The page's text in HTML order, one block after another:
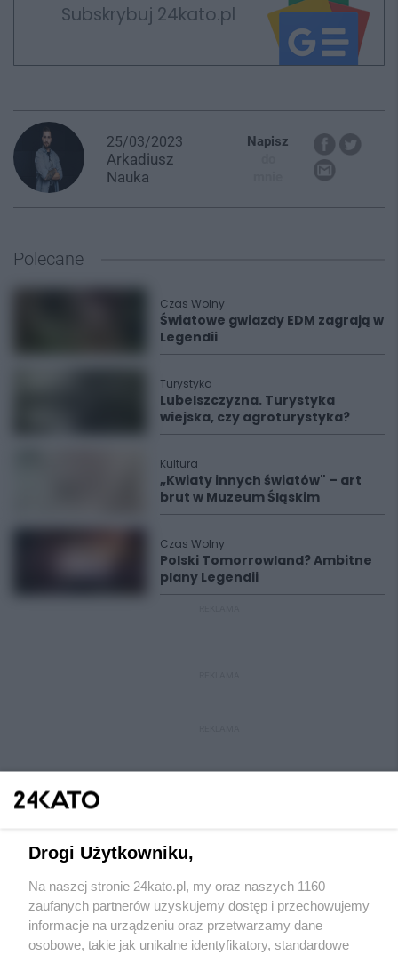
Subskrybuj 24kato.pl
25/03/2023
Arkadiusz
Nauka
Napisz
Polecane
Czas Wolny
Światowe gwiazdy EDM zagrają w
Legendii
Turystyka
Lubelszczyzna. Turystyka
wiejska, czy agroturystyka?
Kultura
„Kwiaty innych światów" – art
brut w Muzeum Śląskim
Czas Wolny
Polski Tomorrowland? Ambitne
plany Legendii
Wydawca mediów lokalnych
Drogi Użytkowniku,
Na naszej stronie 24kato.pl, my oraz naszych 1160
zaufanych partnerów uzyskujemy dostęp i przechowujemy
informacje na urządzeniu oraz przetwarzamy dane
osobowe, takie jak unikalne identyfikatory, standardowe